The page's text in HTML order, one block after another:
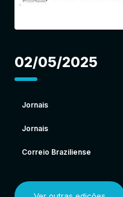
02/05/2025
Jornais
Jornais
Correio Braziliense